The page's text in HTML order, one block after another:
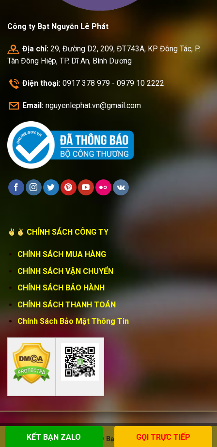
Công ty Bạt Nguyễn Lê Phát
Địa chỉ: 29, Đường D2, 209, ĐT743A, KP Đông Tác, P.
Tân Đông Hiệp, TP. Dĩ An, Bình Dương
Điện thoại: 0917 378 979 - 0979 10 2222
Email: nguyenlephat.vn@gmail.com
CHÍNH SÁCH CÔNG TY
CHÍNH SÁCH MUA HÀNG
CHÍNH SÁCH VẬN CHUYỂN
CHÍNH SÁCH BẢO HÀNH
CHÍNH SÁCH THANH TOÁN
Chính Sách Bảo Mật Thông Tin
Copyright 2026 © Bạt Nguyễn Lê Phát
KẾT BẠN ZALO GỌI TRỰC TIẾP